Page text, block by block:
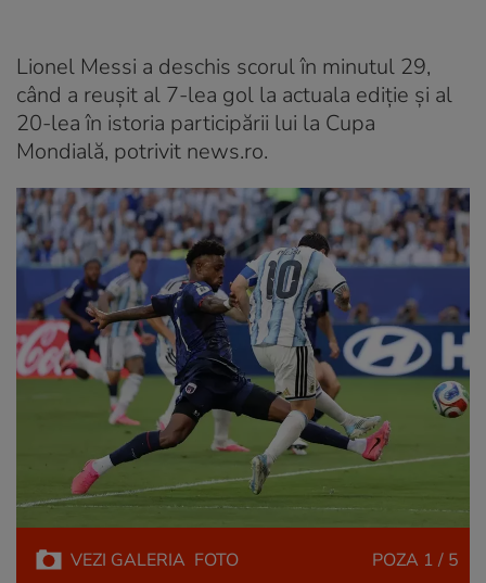
Lionel Messi a deschis scorul în minutul 29,
când a reuşit al 7-lea gol la actuala ediţie şi al
20-lea în istoria participării lui la Cupa
Mondială, potrivit news.ro.
VEZI GALERIA FOTO POZA 1 / 5